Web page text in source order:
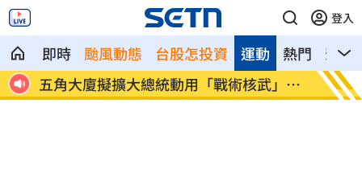
登入
即時 颱風動態 台股怎投資 熱門 影音
運動
「戰術核武」彈
歐力士首位92號選手 陳睦衡轉正
史